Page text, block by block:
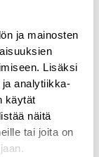
ja mainosten
Lisäksi
analytiikka-
käytät
näitä
tai joita on